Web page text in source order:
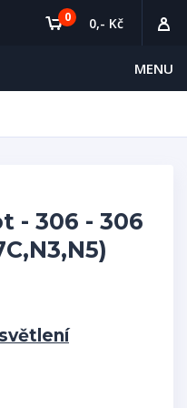
MENU
0 0,- Kč
- 306 - 306